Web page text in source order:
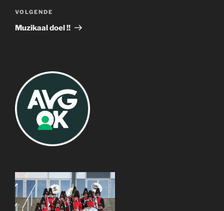
Volgend
bericht
VOLGENDE
Muzikaal doel !!